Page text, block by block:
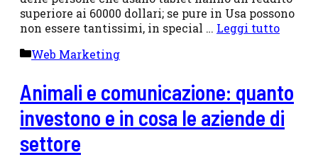
superiore ai 60000 dollari; se pure in Usa possono
non essere tantissimi, in special … Leggi tutto
Categorie
Web Marketing
Animali e comunicazione: quanto
investono e in cosa le aziende di
settore